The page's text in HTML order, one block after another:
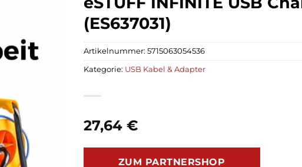
(ES637031)
27,64 €
ZUM PARTNERSHOP
Artikelnummer: 5715063054536
Kategorie: USB Kabel & Adapter